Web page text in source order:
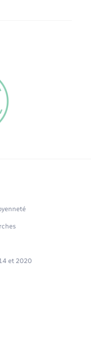
et 2020